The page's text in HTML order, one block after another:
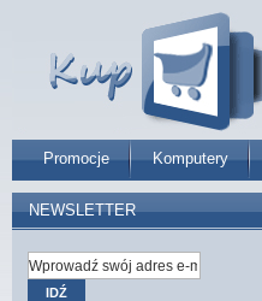
Promocje Komputery
NEWSLETTER
IDŹ